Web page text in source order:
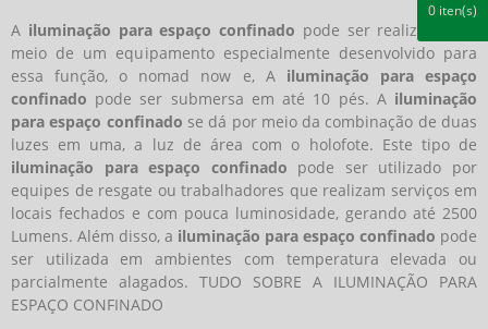
0 iten(s)
A iluminação para espaço confinado pode ser realizada por
meio de um equipamento especialmente desenvolvido para
essa função, o nomad now e, A iluminação para espaço
confinado pode ser submersa em até 10 pés. A iluminação
para espaço confinado se dá por meio da combinação de duas
luzes em uma, a luz de área com o holofote. Este tipo de
iluminação para espaço confinado pode ser utilizado por
equipes de resgate ou trabalhadores que realizam serviços em
locais fechados e com pouca luminosidade, gerando até 2500
Lumens. Além disso, a iluminação para espaço confinado pode
ser utilizada em ambientes com temperatura elevada ou
parcialmente alagados. TUDO SOBRE A ILUMINAÇÃO PARA
ESPAÇO CONFINADO